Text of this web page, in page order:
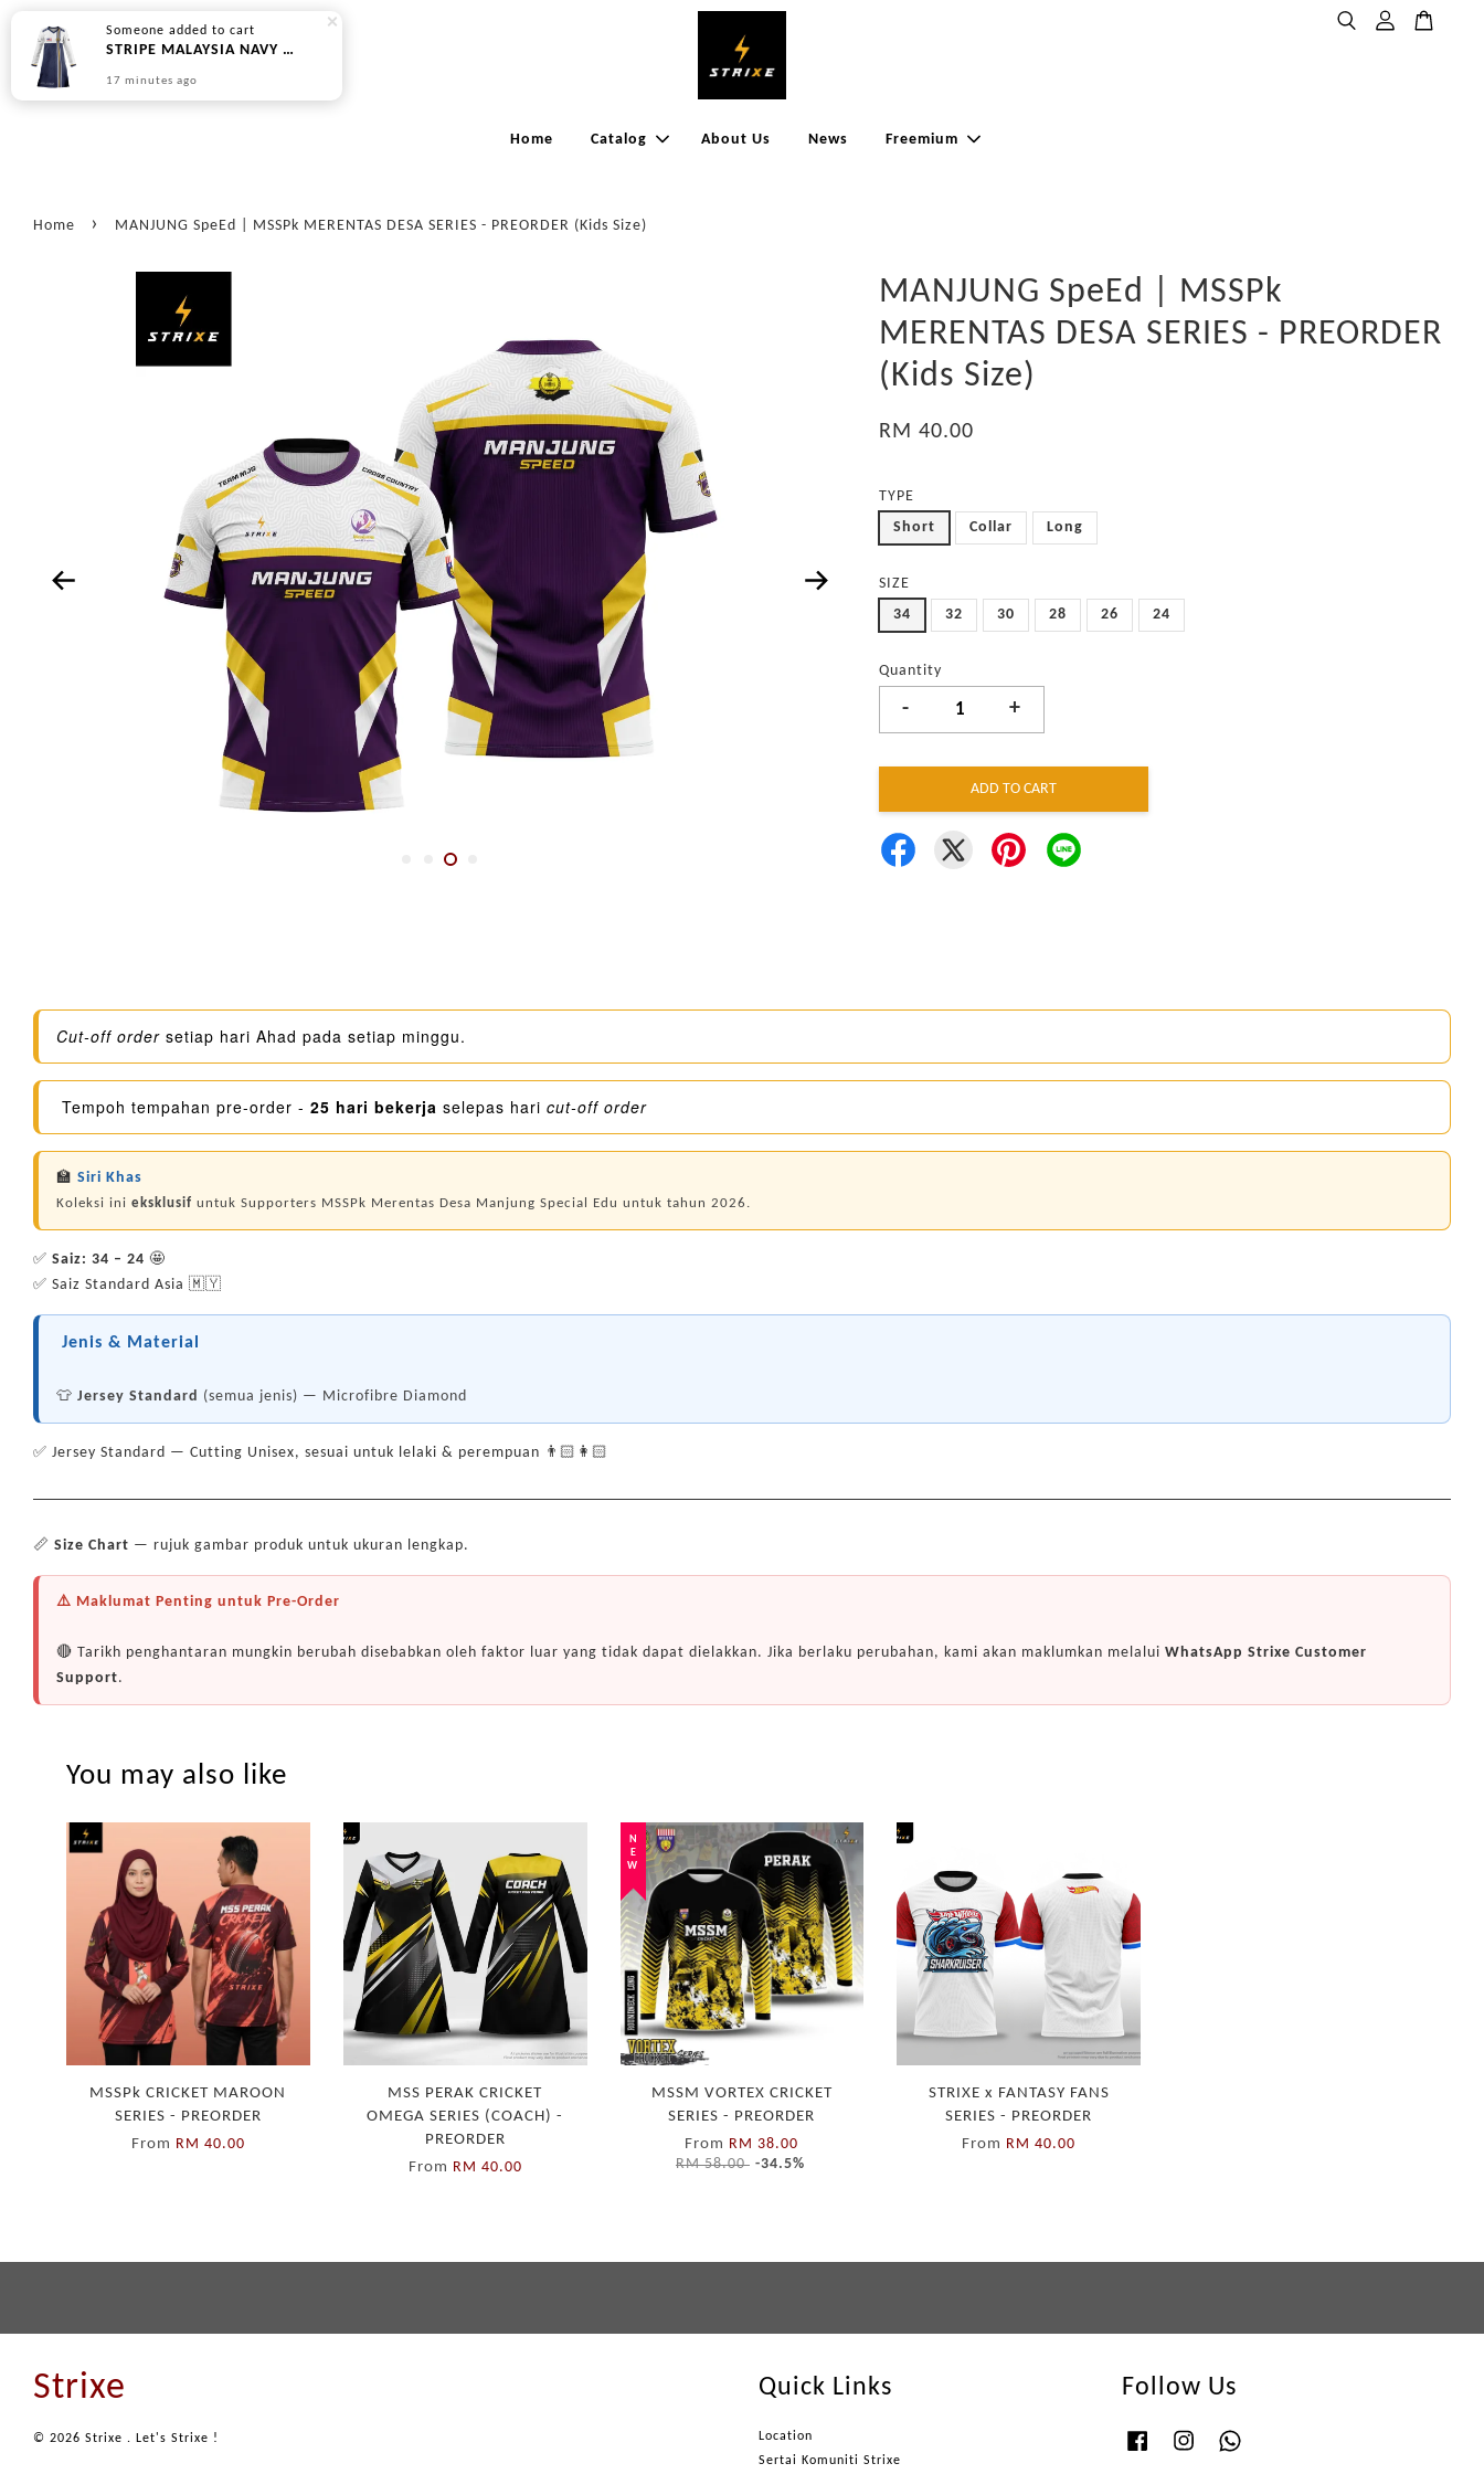
Home Catalog About Us News Freemium
Home › MANJUNG SpeEd | MSSPk MERENTAS DESA SERIES - PREORDER (Kids Size)
MANJUNG SpeEd | MSSPk
MERENTAS DESA SERIES - PREORDER
(Kids Size)
RM 40.00
TYPE
Short
Collar Long
SIZE
34
32 30 28 26 24
Quantity
- +
ADD TO CART
Cut-off order setiap hari Ahad pada setiap minggu.
Tempoh tempahan pre-order - 25 hari bekerja selepas hari cut-off order
🏫 Siri Khas
Koleksi ini eksklusif untuk Supporters MSSPk Merentas Desa Manjung Special Edu untuk tahun 2026.
✅ Saiz: 34 – 24 🤩
✅ Saiz Standard Asia 🇲🇾
Jenis & Material
👕 Jersey Standard (semua jenis) — Microfibre Diamond
✅ Jersey Standard — Cutting Unisex, sesuai untuk lelaki & perempuan 👨🏻👩🏻
📏 Size Chart — rujuk gambar produk untuk ukuran lengkap.
⚠️ Maklumat Penting untuk Pre-Order
🔴 Tarikh penghantaran mungkin berubah disebabkan oleh faktor luar yang tidak dapat dielakkan. Jika berlaku perubahan, kami akan maklumkan melalui WhatsApp Strixe Customer
Support.
You may also like
MSSPk CRICKET MAROON
SERIES - PREORDER
From
RM 40.00
MSS PERAK CRICKET
OMEGA SERIES (COACH) -
PREORDER
From
RM 40.00
NEW
MSSM VORTEX CRICKET
SERIES - PREORDER
From
RM 38.00
RM 58.00 -34.5%
STRIXE x FANTASY FANS
SERIES - PREORDER
From
RM 40.00
Strixe
© 2026 Strixe . Let's Strixe !
Quick Links
Location
Sertai Komuniti Strixe
Follow Us
FacebookInstagram
Someone added to cart
STRIPE MALAYSIA NAVY WHITE - PREORDER (DIPOS 45 HARI BEKERJA)
17 minutes ago